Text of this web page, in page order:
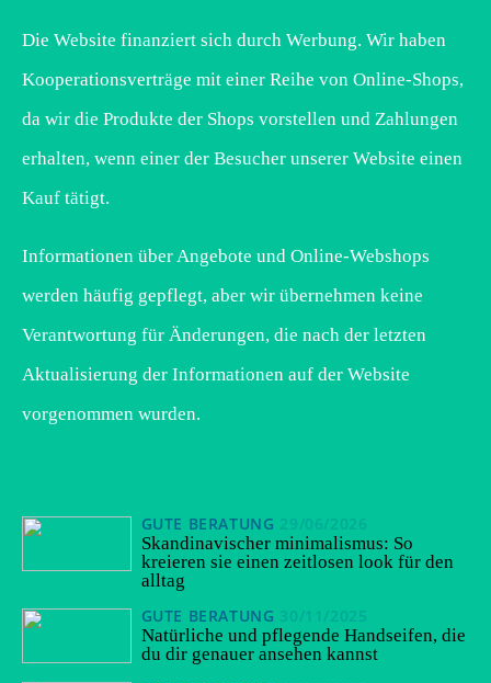
Die Website finanziert sich durch Werbung. Wir haben
Kooperationsverträge mit einer Reihe von Online-Shops,
da wir die Produkte der Shops vorstellen und Zahlungen
erhalten, wenn einer der Besucher unserer Website einen
Kauf tätigt.
Informationen über Angebote und Online-Webshops
werden häufig gepflegt, aber wir übernehmen keine
Verantwortung für Änderungen, die nach der letzten
Aktualisierung der Informationen auf der Website
vorgenommen wurden.
GUTE BERATUNG 29/06/2026
Skandinavischer minimalismus: So
kreieren sie einen zeitlosen look für den
alltag
GUTE BERATUNG 30/11/2025
Natürliche und pflegende Handseifen, die
du dir genauer ansehen kannst